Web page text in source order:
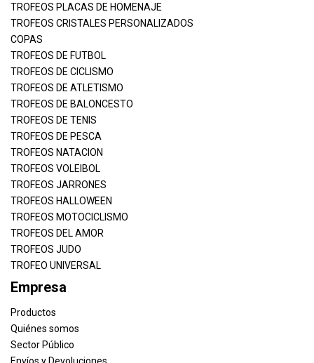
TROFEOS PLACAS DE HOMENAJE
TROFEOS CRISTALES PERSONALIZADOS
COPAS
TROFEOS DE FUTBOL
TROFEOS DE CICLISMO
TROFEOS DE ATLETISMO
TROFEOS DE BALONCESTO
TROFEOS DE TENIS
TROFEOS DE PESCA
TROFEOS NATACION
TROFEOS VOLEIBOL
TROFEOS JARRONES
TROFEOS HALLOWEEN
TROFEOS MOTOCICLISMO
TROFEOS DEL AMOR
TROFEOS JUDO
TROFEO UNIVERSAL
Empresa
Productos
Quiénes somos
Sector Público
Envíos y Devoluciones